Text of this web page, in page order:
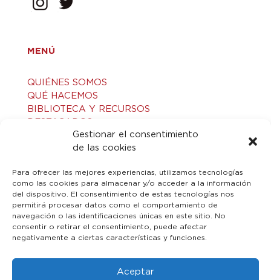
Gestionar el consentimiento
de las cookies
Para ofrecer las mejores experiencias, utilizamos tecnologías
como las cookies para almacenar y/o acceder a la información
del dispositivo. El consentimiento de estas tecnologías nos
permitirá procesar datos como el comportamiento de
navegación o las identificaciones únicas en este sitio. No
consentir o retirar el consentimiento, puede afectar
negativamente a ciertas características y funciones.
Aceptar
MENÚ
QUIÉNES SOMOS
QUÉ HACEMOS
BIBLIOTECA Y RECURSOS
DESTACADOS
ACTIVIDADES
VISITAS GUIADAS
LEGAL
AVISO LEGAL
POLÍTICA DE COOKIES